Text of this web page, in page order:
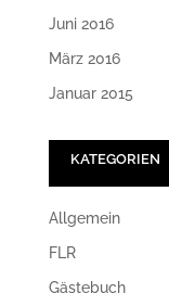
Juni 2016
März 2016
Januar 2015
KATEGORIEN
Allgemein
FLR
Gästebuch